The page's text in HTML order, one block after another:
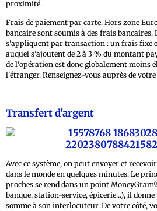
proximité.
Frais de paiement par carte. Hors zone
bancaire sont soumis à des frais bancaires.
s'appliquent par transaction : un frais fixe
auquel s'ajoutent de 2 à 3 % du montant
de l'opération est donc globalement moins
l'étranger. Renseignez-vous auprès de
Transfert d'argent
Avec ce système, on peut envoyer et
dans le monde en quelques minutes. Le
proches se rend dans un point
banque, station-service, épicerie...), il
somme à son interlocuteur. De votre côté,